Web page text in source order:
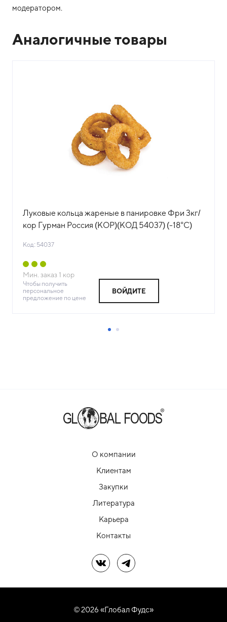
модератором.
Аналогичные товары
Луковые кольца жареные в панировке Фри 3кг/
кор Гурман Россия (КОР)(КОД 54037) (-18°С)
Код: 54037
Мин. заказ 1 кор
Чтобы получить
персональное
предложение по цене
ВОЙДИТЕ
О компании
Клиентам
Закупки
Литература
Карьера
Контакты
Мы в ВКМы в Telegram
© 2026 «Глобал Фудс»